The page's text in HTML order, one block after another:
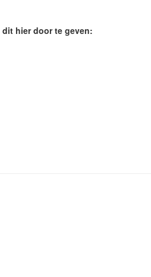
hier door te geven: